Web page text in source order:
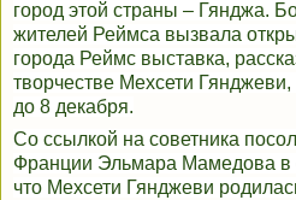
город этой страны – Гянджа.
жителей Реймса вызвала
города Реймс выставка,
творчестве Мехсети
до 8 декабря.
Со ссылкой на советника
Франции Эльмара Мамедова в
что Мехсети Гянджеви